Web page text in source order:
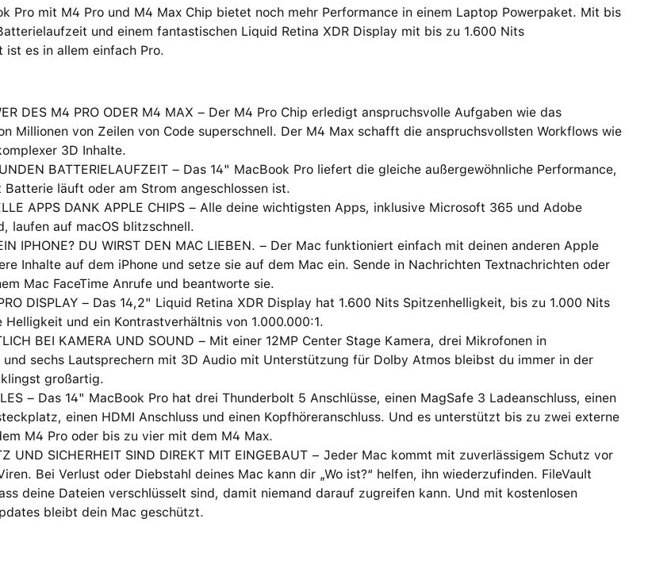
Pro mit M4 Pro und M4 Max Chip bietet noch mehr Performance in einem Laptop Powerpaket. Mit bis
und einem fantastischen Liquid Retina XDR Display mit bis zu 1.600 Nits
ist es in allem einfach Pro.
DES M4 PRO ODER M4 MAX – Der M4 Pro Chip erledigt anspruchsvolle Aufgaben wie das
Millionen von Zeilen von Code superschnell. Der M4 Max schafft die anspruchsvollsten Workflows wie
3D Inhalte.
BATTERIELAUFZEIT – Das 14" MacBook Pro liefert die gleiche außergewöhnliche Performance,
Batterie läuft oder am Strom angeschlossen ist.
APPS DANK APPLE CHIPS – Alle deine wichtigsten Apps, inklusive Microsoft 365 und Adobe
laufen auf macOS blitzschnell.
IPHONE? DU WIRST DEN MAC LIEBEN. – Der Mac funktioniert einfach mit deinen anderen Apple
Inhalte auf dem iPhone und setze sie auf dem Mac ein. Sende in Nachrichten Textnachrichten oder
Mac FaceTime Anrufe und beantworte sie.
DISPLAY – Das 14,2" Liquid Retina XDR Display hat 1.600 Nits Spitzenhelligkeit, bis zu 1.000 Nits
Helligkeit und ein Kontrastverhältnis von 1.000.000:1.
BEI KAMERA UND SOUND – Mit einer 12MP Center Stage Kamera, drei Mikrofonen in
sechs Lautsprechern mit 3D Audio mit Unterstützung für Dolby Atmos bleibst du immer in der
großartig.
– Das 14" MacBook Pro hat drei Thunderbolt 5 Anschlüsse, einen MagSafe 3 Ladeanschluss, einen
einen HDMI Anschluss und einen Kopfhöreranschluss. Und es unterstützt bis zu zwei externe
M4 Pro oder bis zu vier mit dem M4 Max.
UND SICHERHEIT SIND DIREKT MIT EINGEBAUT − Jeder Mac kommt mit zuverlässigem Schutz vor
Bei Verlust oder Diebstahl deines Mac kann dir „Wo ist?“ helfen, ihn wiederzufinden. FileVault
deine Dateien verschlüsselt sind, damit niemand darauf zugreifen kann. Und mit kostenlosen
bleibt dein Mac geschützt.